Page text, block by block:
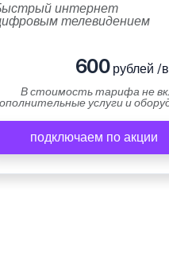
интернет
телевидением
600рублей /
В стоимость тарифа не
услуги и
подключаем по акции